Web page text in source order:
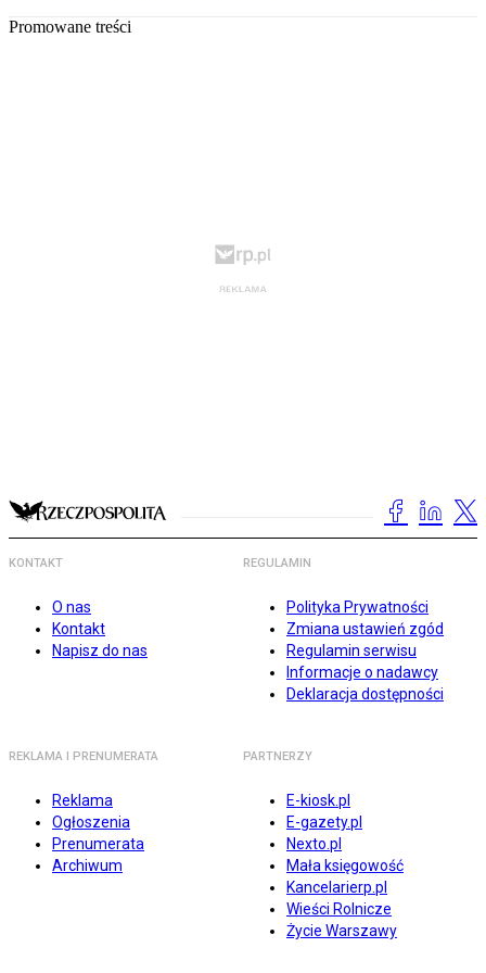
Promowane treści
KONTAKT
O nas
Kontakt
Napisz do nas
REGULAMIN
Polityka Prywatności
Zmiana ustawień zgód
Regulamin serwisu
Informacje o nadawcy
Deklaracja dostępności
REKLAMA I PRENUMERATA
Reklama
Ogłoszenia
Prenumerata
Archiwum
PARTNERZY
E-kiosk.pl
E-gazety.pl
Nexto.pl
Mała księgowość
Kancelarierp.pl
Wieści Rolnicze
Życie Warszawy